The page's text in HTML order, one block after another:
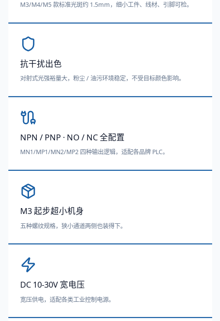
M3/M4/M5 款标准光斑约 1.5mm，细小工件、线材、引脚可检。
抗干扰出色
对射式光强裕量大，粉尘 / 油污环境稳定，不受目标颜色影响。
NPN / PNP · NO / NC 全配置
MN1/MP1/MN2/MP2 四种输出逻辑，适配各品牌 PLC。
M3 起步超小机身
五种螺纹规格，狭小通道两侧也装得下。
DC 10-30V 宽电压
宽压供电，适配各类工业控制电源。